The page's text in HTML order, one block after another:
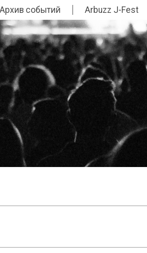
Архив событий Arbuzz J-Fest